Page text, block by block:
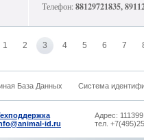
Телефон:88129721835,
1 2 3 4 5 6 7
База Данных Система
id.ru
Адрес:
тел.